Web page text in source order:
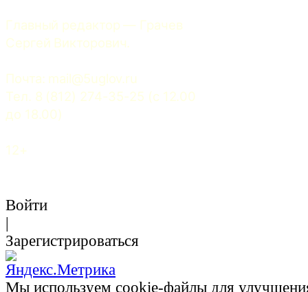
Главный редактор — Грачев
Сергей Викторович.
Почта: mail@5uglov.ru
Тел. 8 (812) 274-35-25 (c 12.00
до 18.00)
12+
Войти
|
Зарегистрироваться
Мы используем cookie-файлы для